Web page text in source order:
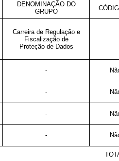
DENOMINAÇÃO DO
GRUPO
Carreira de Regulação e
Fiscalização de
Proteção de Dados
-
-
-
-